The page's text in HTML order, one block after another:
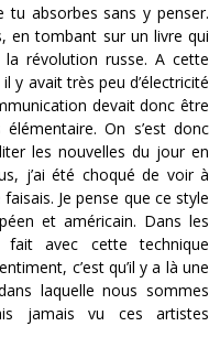
tu absorbes sans y penser.
en tombant sur un livre qui
révolution russe. A cette
y avait très peu d’électricité
devait donc être
On s’est donc
les nouvelles du jour en
j’ai été choqué de voir à
Je pense que ce style
et américain. Dans les
fait avec cette technique
c’est qu’il y a là une
laquelle nous sommes
jamais vu ces artistes